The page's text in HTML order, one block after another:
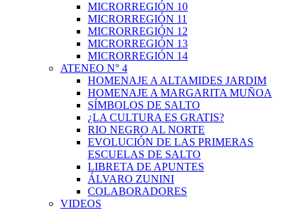
MICRORREGIÓN 10
MICRORREGIÓN 11
MICRORREGIÓN 12
MICRORREGIÓN 13
MICRORREGIÓN 14
ATENEO N° 4
HOMENAJE A ALTAMIDES JARDIM
HOMENAJE A MARGARITA MUÑOA
SÍMBOLOS DE SALTO
¿LA CULTURA ES GRATIS?
RIO NEGRO AL NORTE
EVOLUCIÓN DE LAS PRIMERAS
ESCUELAS DE SALTO
LIBRETA DE APUNTES
ÁLVARO ZUNINI
COLABORADORES
VIDEOS